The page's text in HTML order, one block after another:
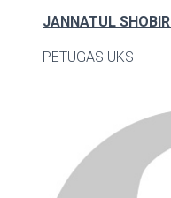
JANNATUL
PETUGAS UKS